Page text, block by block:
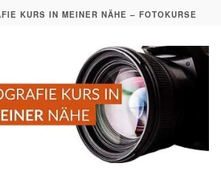
KURS IN MEINER NÄHE – FOTOKURSE